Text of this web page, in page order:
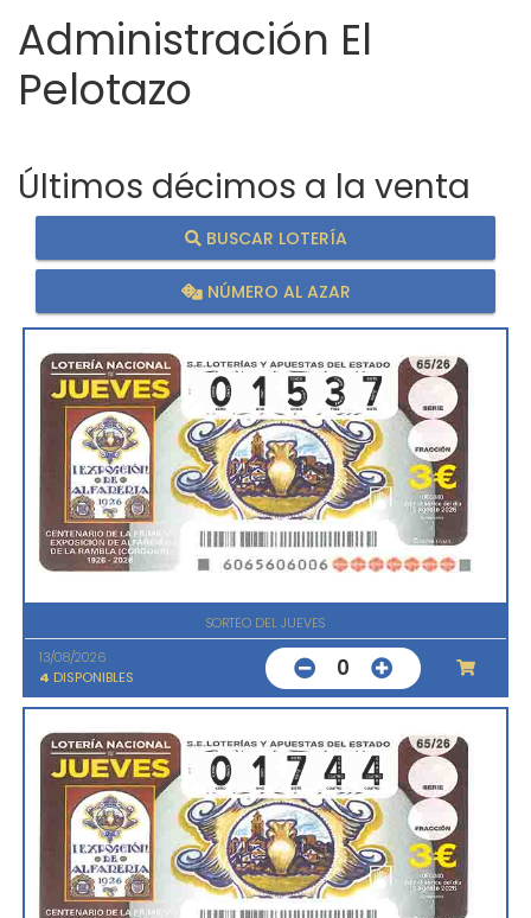
Administración El
Pelotazo
Últimos décimos a la venta
BUSCAR LOTERÍA
NÚMERO AL AZAR
SORTEO DEL JUEVES
13/08/2026
4 DISPONIBLES 0